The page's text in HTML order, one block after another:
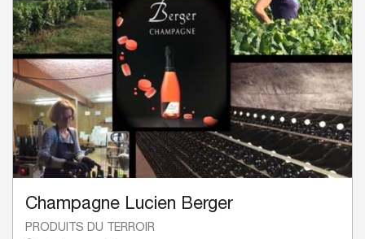
Champagne Lucien Berger
PRODUITS DU TERROIR